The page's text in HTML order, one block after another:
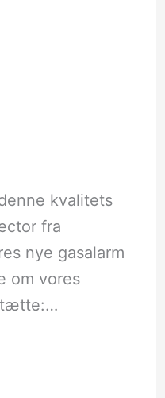
kvalitets
fra
nye gasalarm
om vores
tætte:…